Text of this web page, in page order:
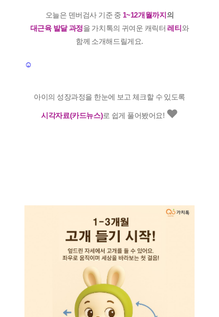
오늘은 덴버검사 기준 중 1~12개월까지의
대근육 발달 과정을 가치톡의 귀여운 캐릭터레티와
함께 소개해드릴게요.
☺️
아이의 성장과정을 한눈에 보고 체크할 수 있도록
시각자료(카드뉴스)로 쉽게 풀어봤어요! ❤️